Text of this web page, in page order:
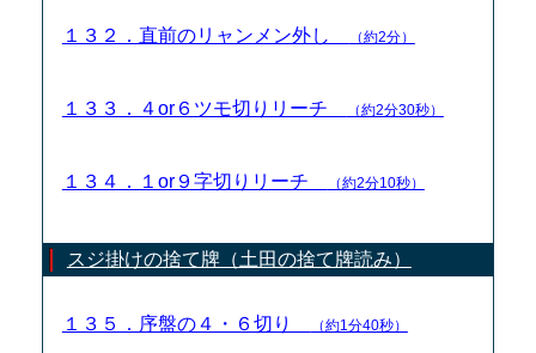
１３２．直前のリャンメン外し （約2分）
１３３．４or６ツモ切りリーチ （約2分30秒）
１３４．１or９字切りリーチ （約2分10秒）
スジ掛けの捨て牌（土田の捨て牌読み）
１３５．序盤の４・６切り （約1分40秒）